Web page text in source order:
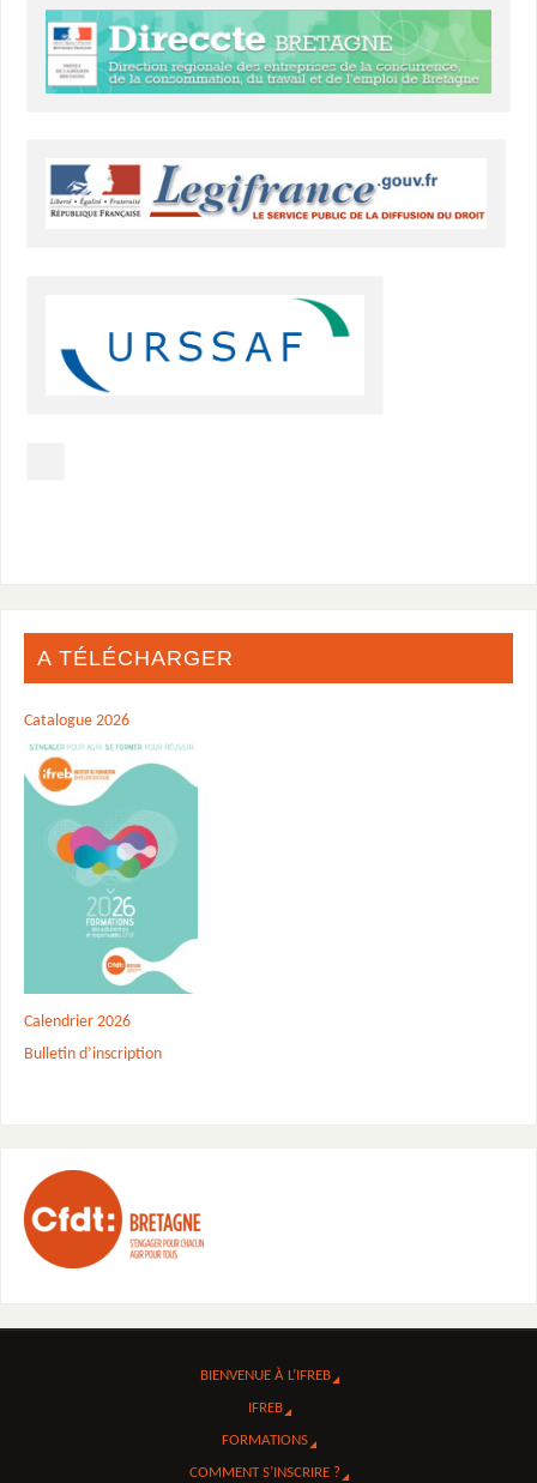
A TÉLÉCHARGER
Catalogue 2026
Calendrier 2026
Bulletin d’inscription
BIENVENUE À L’IFREB
IFREB
FORMATIONS
COMMENT S’INSCRIRE ?